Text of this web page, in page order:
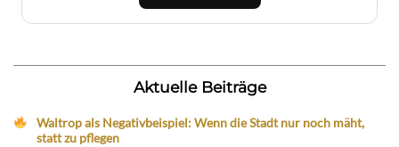
Aktuelle Beiträge
Waltrop als Negativbeispiel: Wenn die Stadt nur noch mäht,
statt zu pflegen